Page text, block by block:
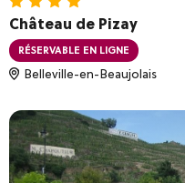
Navette aéroport ou gare
VALIDER
Château de Pizay
RÉSERVABLE EN LIGNE
Belleville-en-Beaujolais